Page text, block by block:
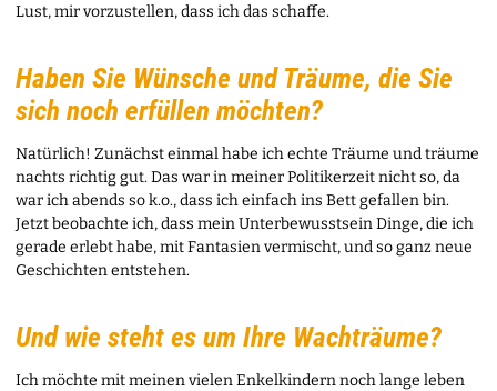
Lust, mir vorzustellen, dass ich das schaffe.
Haben Sie Wünsche und Träume, die Sie
sich noch erfüllen möchten?
Natürlich! Zunächst einmal habe ich echte Träume und träume
nachts richtig gut. Das war in meiner Politikerzeit nicht so, da
war ich abends so k.o., dass ich einfach ins Bett gefallen bin.
Jetzt beobachte ich, dass mein Unterbewusstsein Dinge, die ich
gerade erlebt habe, mit Fantasien vermischt, und so ganz neue
Geschichten entstehen.
Und wie steht es um Ihre Wachträume?
Ich möchte mit meinen vielen Enkelkindern noch lange leben